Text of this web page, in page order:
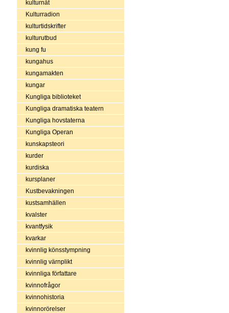
kulturnät
Kulturradion
kulturtidskrifter
kulturutbud
kung fu
kungahus
kungamakten
kungar
Kungliga biblioteket
Kungliga dramatiska teatern
Kungliga hovstaterna
Kungliga Operan
kunskapsteori
kurder
kurdiska
kursplaner
Kustbevakningen
kustsamhällen
kvalster
kvantfysik
kvarkar
kvinnlig könsstympning
kvinnlig värnplikt
kvinnliga författare
kvinnofrågor
kvinnohistoria
kvinnorörelser